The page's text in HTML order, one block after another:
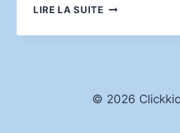
LIRE LA SUITEPROLONGER
DE
SON
© 2026